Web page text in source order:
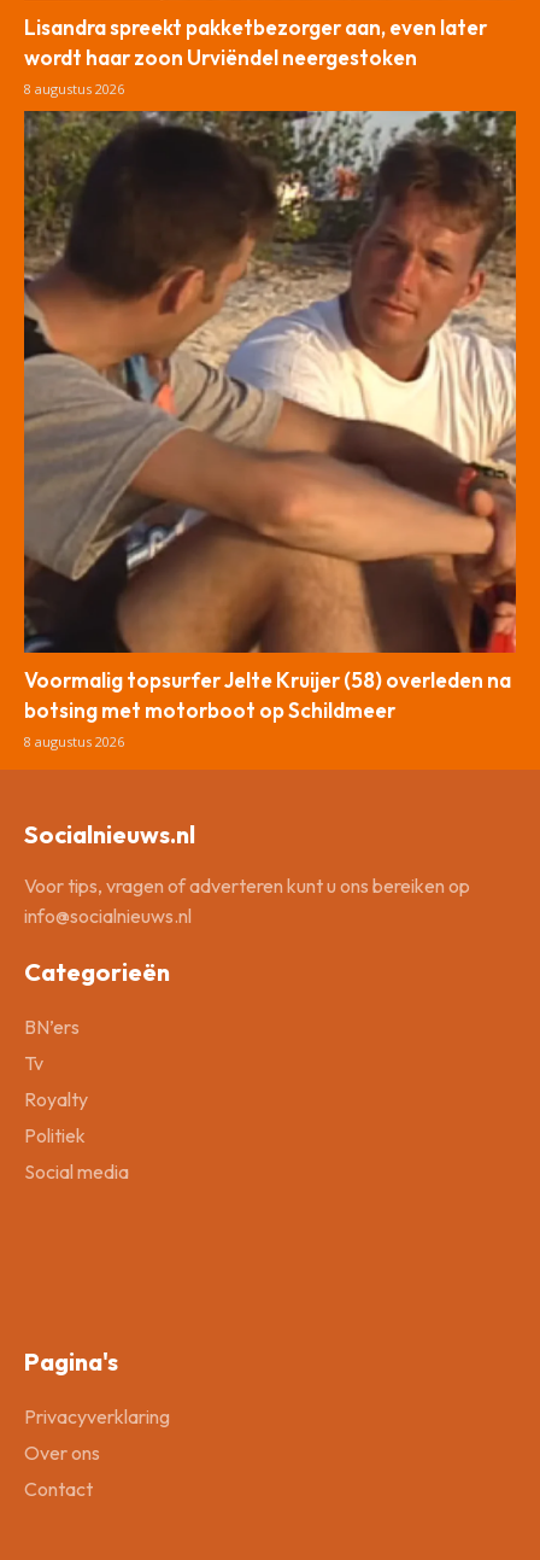
Lisandra spreekt pakketbezorger aan, even later
wordt haar zoon Urviëndel neergestoken
8 augustus 2026
Voormalig topsurfer Jelte Kruijer (58) overleden na
botsing met motorboot op Schildmeer
8 augustus 2026
Socialnieuws.nl
Voor tips, vragen of adverteren kunt u ons bereiken op
info@socialnieuws.nl
Categorieën
BN’ers
Tv
Royalty
Politiek
Social media
Pagina's
Privacyverklaring
Over ons
Contact